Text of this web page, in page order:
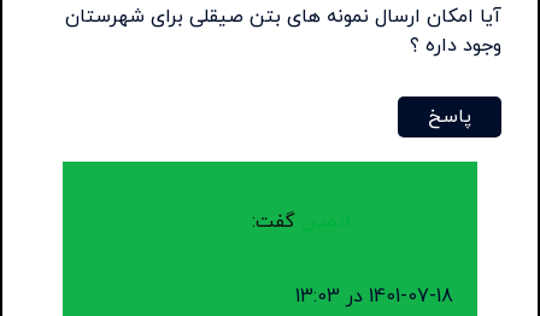
آیا امکان ارسال نمونه های بتن صیقلی برای شهرستان
وجود داره ؟
پاسخ
گفت:
1401-07-18 در 13:03